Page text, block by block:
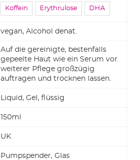
Koffein Erythrulose DHA
vegan, Alcohol denat.
Auf die gereinigte, bestenfalls
gepeelte Haut wie ein Serum vor
weiterer Pflege großzügig
auftragen und trocknen lassen.
Liquid, Gel, flüssig
150ml
UK
Pumpspender, Glas